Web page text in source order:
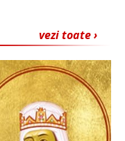
vezi toate ›